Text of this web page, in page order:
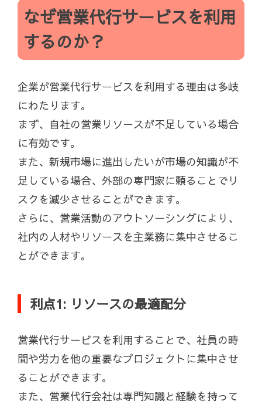
なぜ営業代行サービスを利用
するのか？
企業が営業代行サービスを利用する理由は多岐
にわたります。
まず、自社の営業リソースが不足している場合
に有効です。
また、新規市場に進出したいが市場の知識が不
足している場合、外部の専門家に頼ることでリ
スクを減少させることができます。
さらに、営業活動のアウトソーシングにより、
社内の人材やリソースを主業務に集中させるこ
とができます。
利点1: リソースの最適配分
営業代行サービスを利用することで、社員の時
間や労力を他の重要なプロジェクトに集中させ
ることができます。
また、営業代行会社は専門知識と経験を持って